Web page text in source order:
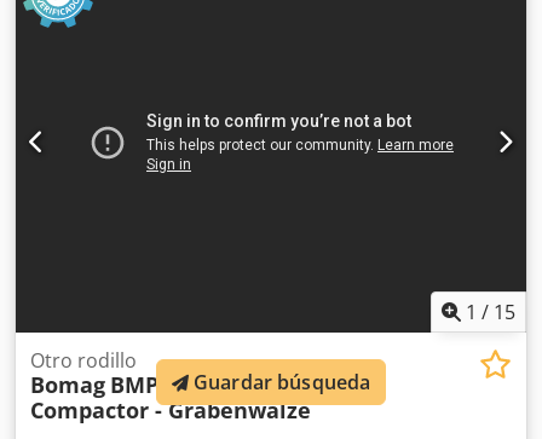
16 toneladas. Este versátil compactador se adapta sin
construcción de infraestructura de transporte como
carreteras o construcción de edificios. El rodillo
compactador de ocasión BW216 D5 tiene un peso de
1 / 15
Otro rodillo
Bomag BMP 8500 Trench
Compactor - Grabenwalze
Guardar búsqueda